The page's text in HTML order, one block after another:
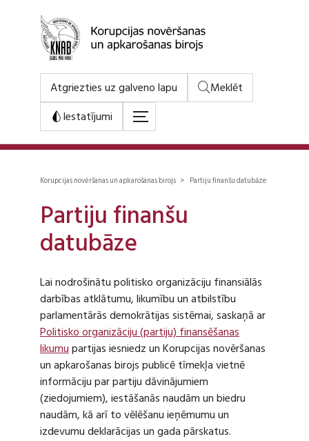
Atgriezties uz galveno lapu
Meklēt
Iestatījumi
Korupcijas novēršanas un apkarošanas birojs > Partiju finanšu datubāze
Partiju finanšu
datubāze
Lai nodrošinātu politisko organizāciju finansiālās
darbības atklātumu, likumību un atbilstību
parlamentārās demokrātijas sistēmai, saskaņā ar
Politisko organizāciju (partiju) finansēšanas
likumupartijas iesniedz un Korupcijas novēršanas
un apkarošanas birojs publicē tīmekļa vietnē
informāciju par partiju dāvinājumiem
(ziedojumiem), iestāšanās naudām un biedru
naudām, kā arī to vēlēšanu ieņēmumu un
izdevumu deklarācijas un gada pārskatus.